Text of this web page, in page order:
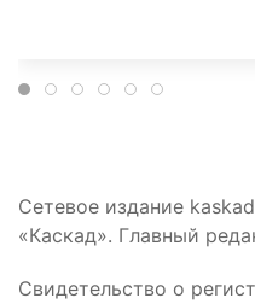
Сетевое издание
«Каскад». Главный
Свидетельство о